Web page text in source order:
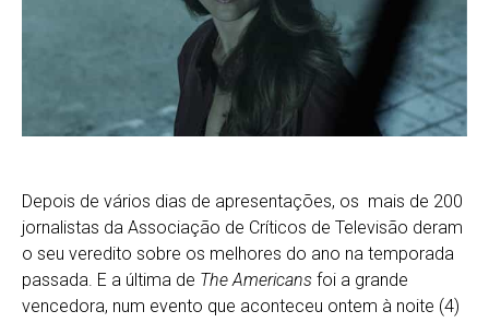
Depois de vários dias de apresentações, os mais de 200
jornalistas da Associação de Críticos de Televisão deram
o seu veredito sobre os melhores do ano na temporada
passada. E a última de The Americans foi a grande
vencedora, num evento que aconteceu ontem à noite (4)